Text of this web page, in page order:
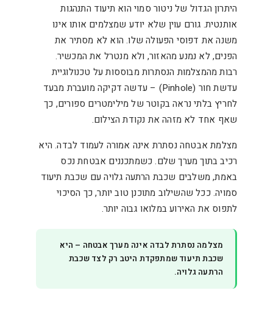
היתרון הגדול של ניטור סמוי הוא תיעוד התנהגות
אותנטית. גורם עוין שלא יודע שמצלמים אותו אינו
משנה את דפוסי הפעולה שלו. הוא לא מסתיר את
הפנים, לא נמנע מהאזור, ולא מנטרל את המכשיר.
רבות מהמצלמות הנסתרות מבוססות על טכנולוגיית
עדשת חור (Pinhole) – עדשה דקיקה מועברת מבעד
לחריץ בלתי נראה בקוטר של מילימטרים ספורים, כך
שאף אחד לא מזהה את נקודת הצילום.
מצלמת אבטחה נסתרת אינה אמורה לעמוד לבדה. היא
רכיב בתוך מערך שלם. כשמתכננים אבטחת נכס
באמת, משלבים שכבת הרתעה גלויה עם שכבת תיעוד
סמויה. ככל שהשילוב מתוכנן טוב יותר, כך הסיכוי
לתפוס את האירוע במלואו גבוה יותר.
מצלמה נסתרת לבדה אינה מערך אבטחה – היא
שכבת תיעוד שמתפקדת היטב רק לצד שכבת
הרתעה גלויה.